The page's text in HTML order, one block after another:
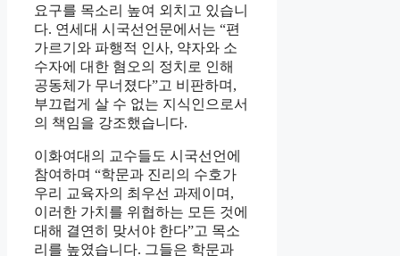
요구를 목소리 높여 외치고 있습니
다. 연세대 시국선언문에서는 “편
가르기와 파행적 인사, 약자와 소
수자에 대한 혐오의 정치로 인해
공동체가 무너졌다”고 비판하며,
부끄럽게 살 수 없는 지식인으로서
의 책임을 강조했습니다.
이화여대의 교수들도 시국선언에
참여하며 “학문과 진리의 수호가
우리 교육자의 최우선 과제이며,
이러한 가치를 위협하는 모든 것에
대해 결연히 맞서야 한다”고 목소
리를 높였습니다. 그들은 학문과